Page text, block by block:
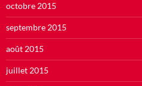
octobre 2015
septembre 2015
août 2015
juillet 2015